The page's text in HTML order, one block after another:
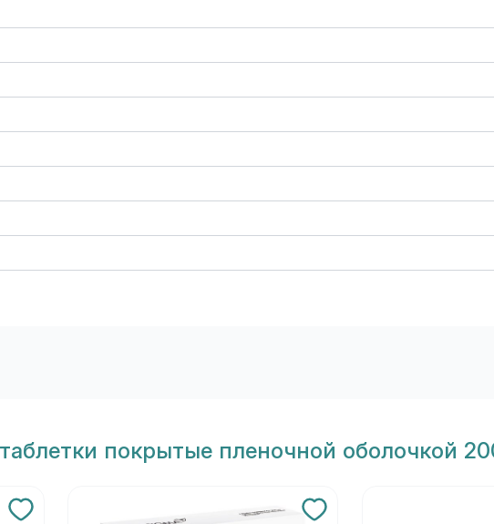
покрытые пленочной оболочкой